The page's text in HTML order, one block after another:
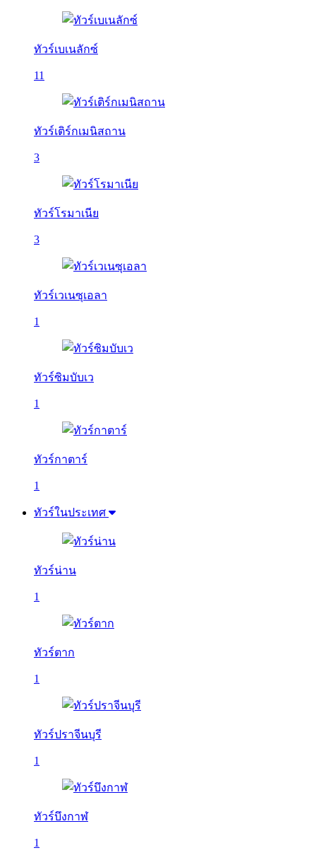
ทัวร์เบเนลักซ์
11
ทัวร์เติร์กเมนิสถาน
3
ทัวร์โรมาเนีย
3
ทัวร์เวเนซุเอลา
1
ทัวร์ซิมบับเว
1
ทัวร์กาตาร์
1
ทัวร์ในประเทศ
ทัวร์น่าน
1
ทัวร์ตาก
1
ทัวร์ปราจีนบุรี
1
ทัวร์บึงกาฬ
1